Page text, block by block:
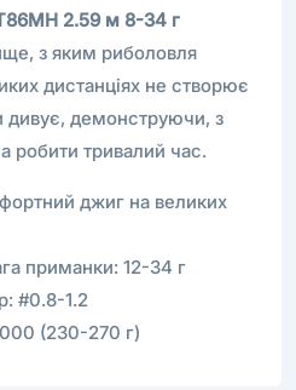
2.59 м 8-34 г
з яким риболовля
дистанціях не створює
дивує, демонструючи, з
робити тривалий час.
джиг на великих
приманки: 12-34 г
#0.8-1.2
(230-270 г)